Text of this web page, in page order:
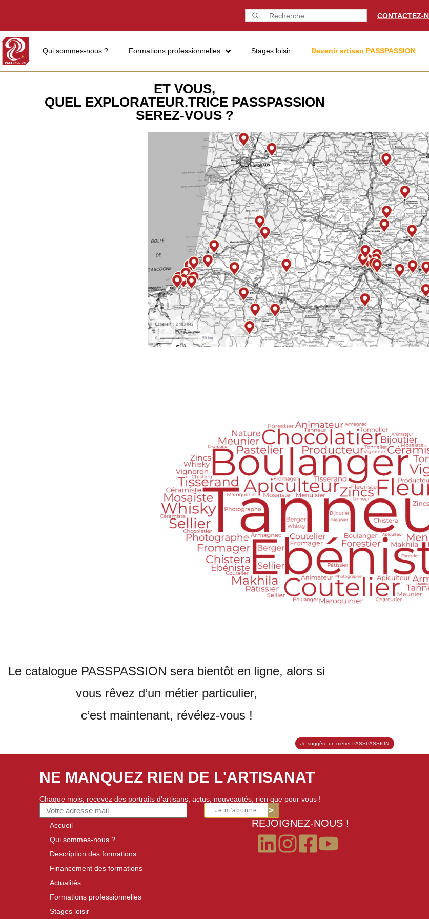
CONTACTEZ-
Qui sommes-nous ? Formations professionnelles Stages loisir Devenir artisan PASSPASSION
ET VOUS,
QUEL EXPLORATEUR.TRICE PASSPASSION
SEREZ-VOUS ?
Le catalogue PASSPASSION sera bientôt en ligne, alors si
vous rêvez d’un métier particulier,
c’est maintenant, révélez-vous !
Je suggère un métier PASSPASSION
NE MANQUEZ RIEN DE L'ARTISANAT
Chaque mois, recevez des portraits d'artisans, actus, nouveautés, rien que pour vous !
Je m'abonne
Accueil
Qui sommes-nous ?
Description des formations
Financement des formations
Actualités
Formations professionnelles
Stages loisir
REJOIGNEZ-NOUS !